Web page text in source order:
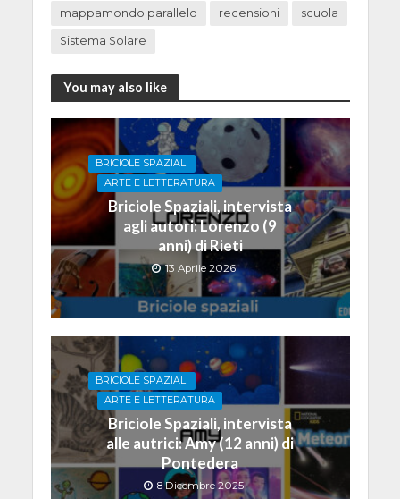
mappamondo parallelo recensioni scuola
Sistema Solare
You may also like
BRICIOLE SPAZIALI
ARTE E LETTERATURA
Briciole Spaziali, intervista
agli autori: Lorenzo (9
anni) di Rieti
13 Aprile 2026
BRICIOLE SPAZIALI
ARTE E LETTERATURA
Briciole Spaziali, intervista
alle autrici: Amy (12 anni) di
Pontedera
8 Dicembre 2025